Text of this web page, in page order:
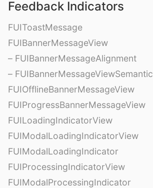
Feedback Indicators
FUIToastMessage
FUIBannerMessageView
– FUIBannerMessageAlignment
– FUIBannerMessageViewSemantic
FUIOfflineBannerMessageView
FUIProgressBannerMessageView
FUILoadingIndicatorView
FUIModalLoadingIndicatorView
FUIModalLoadingIndicator
FUIProcessingIndicatorView
FUIModalProcessingIndicator